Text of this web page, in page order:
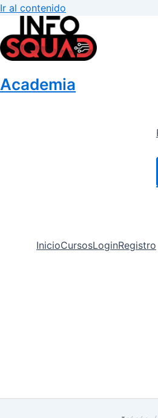
Ir al contenido
Academia
InicioCursosLoginRegistro